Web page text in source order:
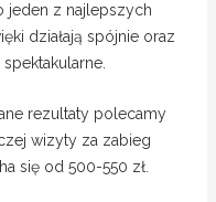
jeden z najlepszych
działają spójnie oraz
rezultaty polecamy
wizyty za zabieg
się od 500-550 zł.